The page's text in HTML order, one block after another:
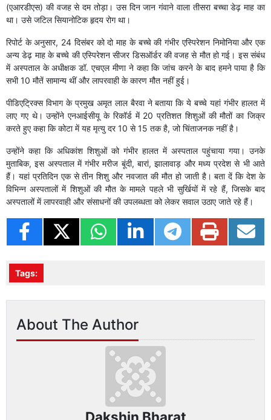
(एआरडीएस) की वजह से दम तोड़ा। उस दिन जान गंवाने वाला तीसरा बच्चा डेढ़ माह का
था। उसे जटिल सियानोटिक हृदय रोग था।
रिपोर्ट के अनुसार, 24 दिसंबर को दो माह के बच्चे की गंभीर एस्पिरेशन निमोनिया और एक
अन्य डेढ़ माह के बच्चे की एस्पिरेशन सीजर डिसऑर्डर की वजह से मौत हो गई। इस संबंध
में अस्पताल के अधीक्षक डॉ. एचएल मीणा ने कहा कि जांच करने के बाद हमने पाया है कि
सभी 10 मौतें सामान्य थीं और लापरवाही के कारण मौत नहीं हुई।
पीडिएट्रिक्स विभाग के प्रमुख अमृत लाल बैरवा ने बताया कि ये बच्चे यहां गंभीर हालत में
लाए गए थे। उन्होंने एनआईसीयू के रिकॉर्ड में 20 प्रतिशत शिशुओं की मौतों का जिक्र
करते हुए कहा कि कोटा में यह मृत्यु दर 10 से 15 तक है, जो चिंताजनक नहीं है।
उन्होंने कहा कि अधिकांश शिशुओं को गंभीर हालत में अस्पताल पहुंचाया गया। उनके
मुताबिक, इस अस्पताल में गंभीर मरीज बूंदी, बारां, झालावाड़ और मध्य प्रदेश से भी आते
हैं। यहां प्रतिदिन एक से तीन शिशु और नवजात की मौत हो जाती है। बता दें कि देश के
विभिन्न अस्पतालों में शिशुओं की मौत के मामले पहले भी सुर्खियों में रहे हैं, जिसके बाद
अस्पतालों में लापरवाही और संसाधनों की उपलब्धता को लेकर सवाल उठाए जाते रहे हैं।
Tags:
About The Author
Dakshin Bharat